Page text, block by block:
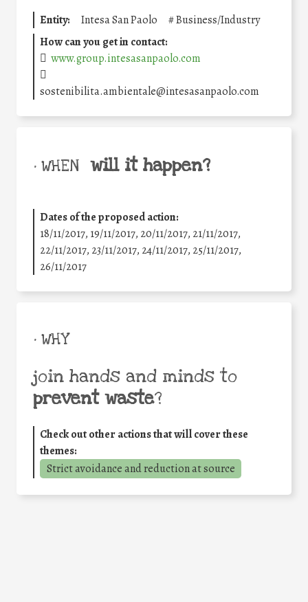
Entity: Intesa San Paolo #Business/Industry
How can you get in contact:
www.group.intesasanpaolo.com
sostenibilita.ambientale@intesasanpaolo.com
• WHEN will it happen?
Dates of the proposed action:
18/11/2017, 19/11/2017, 20/11/2017, 21/11/2017,
22/11/2017, 23/11/2017, 24/11/2017, 25/11/2017,
26/11/2017
• WHY
join hands and minds to
prevent waste?
Check out other actions that will cover these
themes:
Strict avoidance and reduction at source